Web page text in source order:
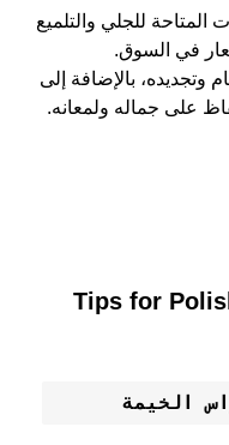
للجلي والتلميع
في السوق.
بالإضافة إلى
على جماله ولمعانه.
Tips for
الخيمة